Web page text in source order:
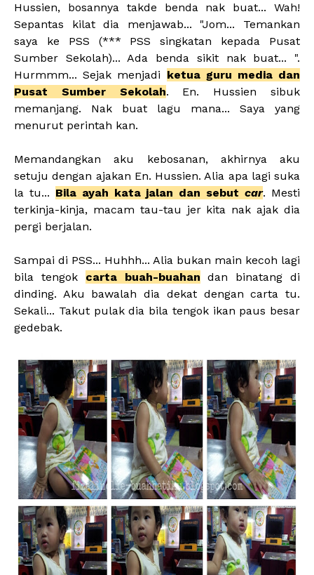
Hussien, bosannya takde benda nak buat... Wah!
Sepantas kilat dia menjawab... "Jom... Temankan
saya ke PSS (*** PSS singkatan kepada Pusat
Sumber Sekolah)... Ada benda sikit nak buat... ".
Hurmmm... Sejak menjadi ketua guru media dan
Pusat Sumber Sekolah. En. Hussien sibuk
memanjang. Nak buat lagu mana... Saya yang
menurut perintah kan.
Memandangkan aku kebosanan, akhirnya aku
setuju dengan ajakan En. Hussien. Alia apa lagi suka
la tu... Bila ayah kata jalan dan sebutcar. Mesti
terkinja-kinja, macam tau-tau jer kita nak ajak dia
pergi berjalan.
Sampai di PSS... Huhhh... Alia bukan main kecoh lagi
bila tengok carta buah-buahan dan binatang di
dinding. Aku bawalah dia dekat dengan carta tu.
Sekali... Takut pulak dia bila tengok ikan paus besar
gedebak.